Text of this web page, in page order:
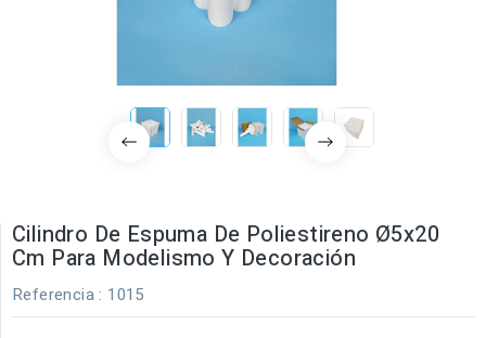
Cilindro De Espuma De Poliestireno Ø5x20
Cm Para Modelismo Y Decoración
Referencia : 1015